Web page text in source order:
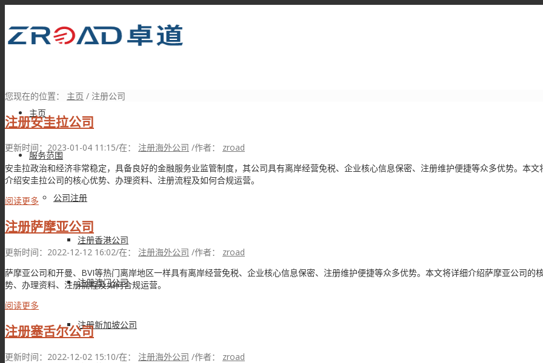
主页
服务范围
公司注册
注册香港公司
注册澳门公司
注册新加坡公司
您现在的位置： 主页 / 注册公司
注册安圭拉公司
更新时间：2023-01-04 11:15/在： 注册海外公司 /作者： zroad
安圭拉政治和经济非常稳定，具备良好的金融服务业监管制度，其公司具有离岸经营免税、企业核心信息保密、注册维护便捷等众多优势。本文
介绍安圭拉公司的核心优势、办理资料、注册流程及如何合规运营。
阅读更多
注册萨摩亚公司
更新时间：2022-12-12 16:02/在： 注册海外公司 /作者： zroad
萨摩亚公司和开曼、BVI等热门离岸地区一样具有离岸经营免税、企业核心信息保密、注册维护便捷等众多优势。本文将详细介绍萨摩亚公司的
势、办理资料、注册流程及如何合规运营。
阅读更多
注册塞舌尔公司
更新时间：2022-12-02 15:10/在： 注册海外公司 /作者： zroad